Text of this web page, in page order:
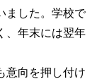
ました。学校で
、年末には翌年
意向を押し付け